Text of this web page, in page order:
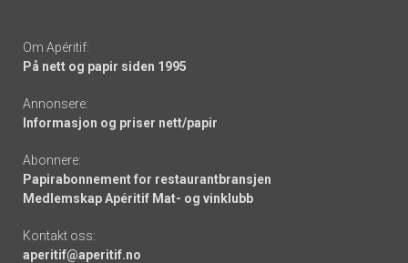
Om Apéritif:
På nett og papir siden 1995
Annonsere:
Informasjon og priser nett/papir
Abonnere:
Papirabonnement for restaurantbransjen
Medlemskap Apéritif Mat- og vinklubb
Kontakt oss:
aperitif@aperitif.no